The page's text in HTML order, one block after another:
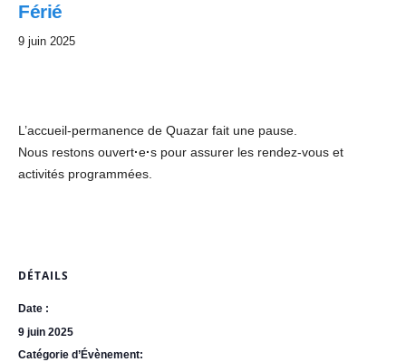
Férié
9 juin 2025
L’accueil-permanence de Quazar fait une pause.
Nous restons ouvert·e·s pour assurer les rendez-vous et
activités programmées.
DÉTAILS
Date :
9 juin 2025
Catégorie d’Évènement: